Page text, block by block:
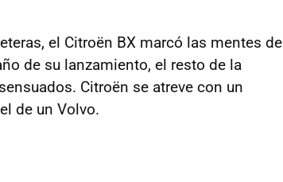
el Citroën BX marcó las mentes de
de su lanzamiento, el resto de la
Citroën se atreve con un
de un Volvo.